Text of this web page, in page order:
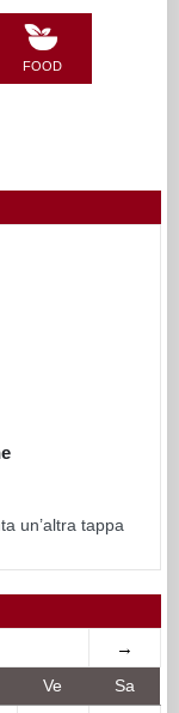
FOOD
un’altra tappa
→
Ve Sa